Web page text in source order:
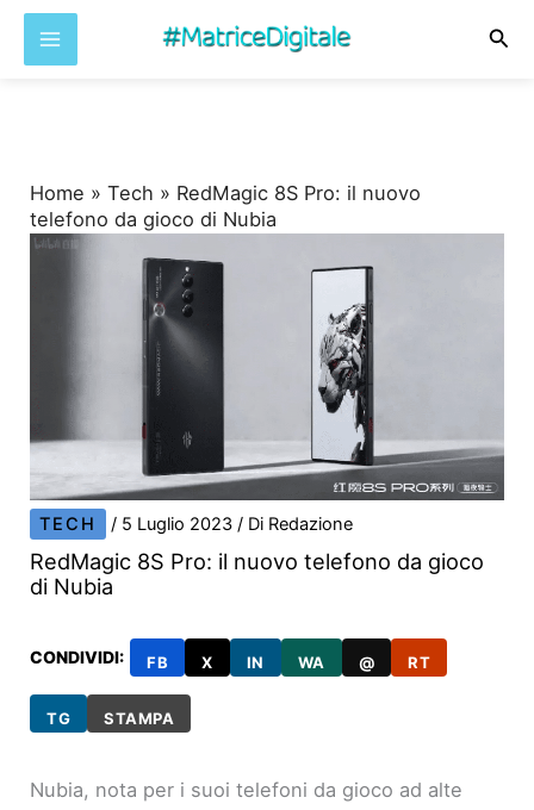
Home »Tech » RedMagic 8S Pro: il nuovo
telefono da gioco di Nubia
TECH / 5 Luglio 2023/ Di Redazione
RedMagic 8S Pro: il nuovo telefono da gioco
di Nubia
CONDIVIDI: FB X IN WA @ RT
TG STAMPA
Nubia, nota per i suoi telefoni da gioco ad alte